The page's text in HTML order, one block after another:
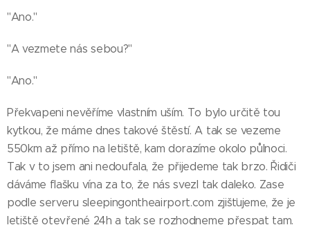
"Ano."
"A vezmete nás sebou?"
"Ano."
Překvapeni nevěříme vlastním uším. To bylo určitě tou
kytkou, že máme dnes takové štěstí. A tak se vezeme
550km až přímo na letiště, kam dorazíme okolo půlnoci.
Tak v to jsem ani nedoufala, že přijedeme tak brzo. Řidiči
dáváme flašku vína za to, že nás svezl tak daleko. Zase
podle serveru sleepingontheairport.com zjišťujeme, že je
letiště otevřené 24h a tak se rozhodneme přespat tam.